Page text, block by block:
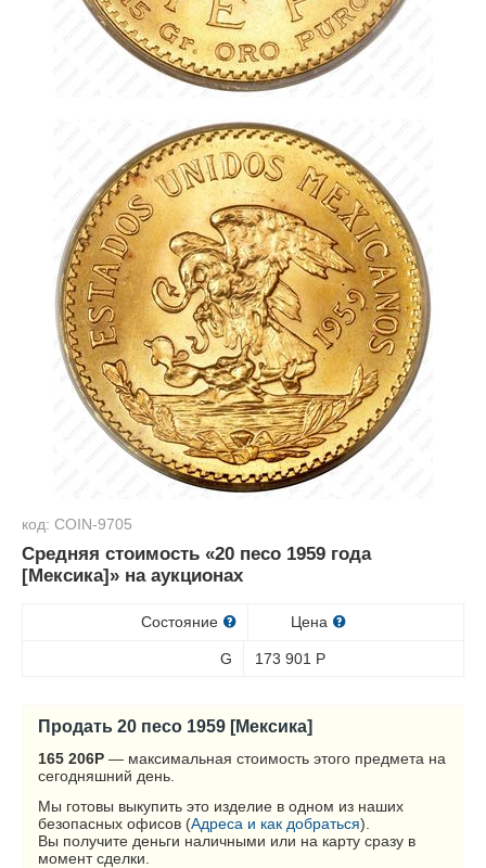
код: COIN-9705
Средняя стоимость «20 песо 1959 года
[Мексика]» на аукционах
Состояние Цена
G 173 901 Р
Продать 20 песо 1959 [Мексика]
165 206Р — максимальная стоимость этого предмета на
сегодняшний день.
Мы готовы выкупить это изделие в одном из наших
безопасных офисов (Адреса и как добраться).
Вы получите деньги наличными или на карту сразу в
момент сделки.